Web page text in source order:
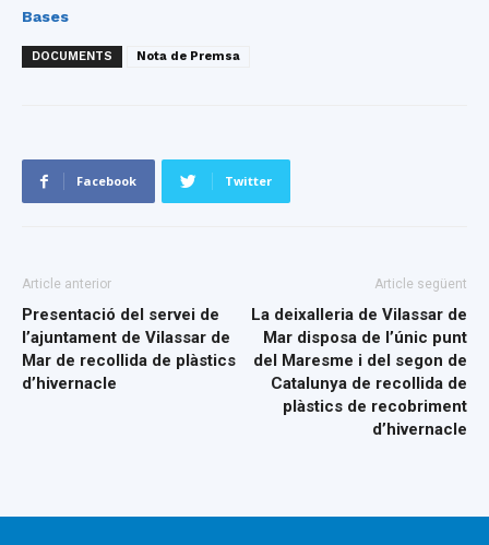
Bases
DOCUMENTS Nota de Premsa
Facebook Twitter
Article anterior
Presentació del servei de
l’ajuntament de Vilassar de
Mar de recollida de plàstics
d’hivernacle
Article següent
La deixalleria de Vilassar de
Mar disposa de l’únic punt
del Maresme i del segon de
Catalunya de recollida de
plàstics de recobriment
d’hivernacle